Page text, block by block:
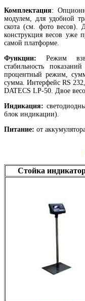
Комплектация:
модулем, для удобной
скота (см. фото весов).
конструкция весов уже
самой платформе.
Функции: Режим
стабильность
процентный режим,
сумма. Интерфейс RS
DATECS LP-50. Двое
Индикация:
блок индикации).
Питание: от
Стойка